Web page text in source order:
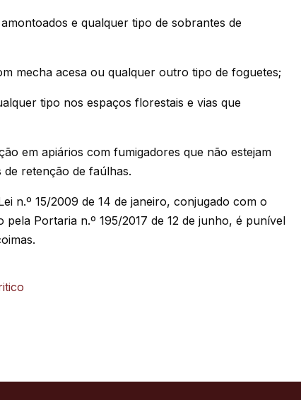
e qualquer tipo de sobrantes de
mecha acesa ou qualquer outro tipo de foguetes;
tipo nos espaços florestais e vias que
em apiários com fumigadores que não estejam
de retenção de faúlhas.
n.º 15/2009 de 14 de janeiro, conjugado com o
Portaria n.º 195/2017 de 12 de junho, é punível